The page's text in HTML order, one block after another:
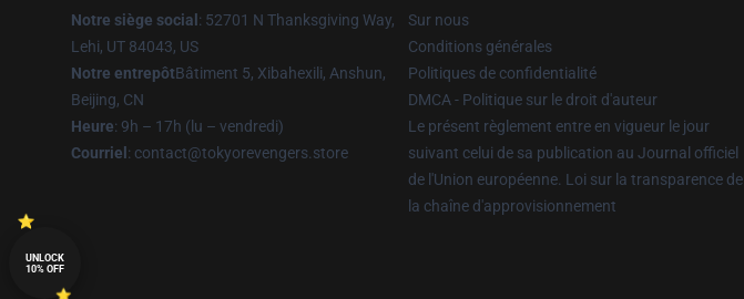
Notre siège social : 52701 N Thanksgiving Way,
Lehi, UT 84043, US
Notre entrepôtBâtiment 5, Xibahexili, Anshun,
Beijing, CN
Heure: 9h – 17h (lu – vendredi)
Courriel : contact@tokyorevengers.store
Sur nous
Conditions générales
Politiques de confidentialité
DMCA - Politique sur le droit d'auteur
Le présent règlement entre en vigueur le jour
suivant celui de sa publication au Journal officiel
de l'Union européenne. Loi sur la transparence de
la chaîne d'approvisionnement
UNLOCK
10% OFF